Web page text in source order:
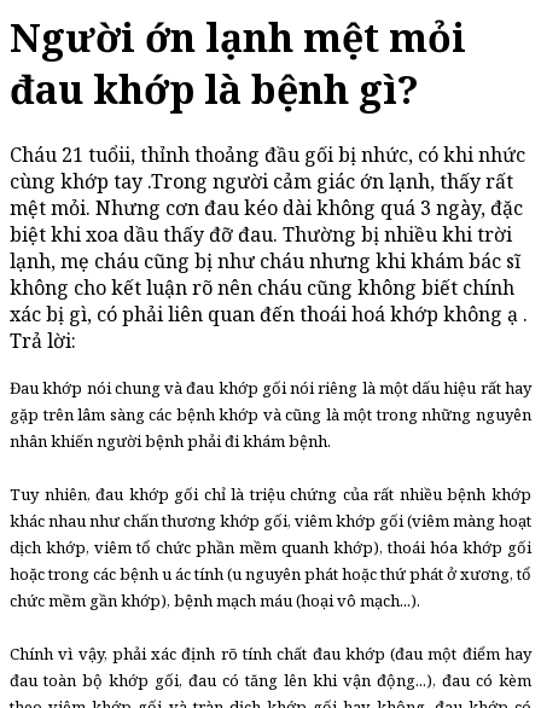
Người ớn lạnh mệt mỏi
đau khớp là bệnh gì?
Cháu 21 tuổii, thỉnh thoảng đầu gối bị nhức, có khi nhức
cùng khớp tay .Trong người cảm giác ớn lạnh, thấy rất
mệt mỏi. Nhưng cơn đau kéo dài không quá 3 ngày, đặc
biệt khi xoa dầu thấy đỡ đau. Thường bị nhiều khi trời
lạnh, mẹ cháu cũng bị như cháu nhưng khi khám bác sĩ
không cho kết luận rõ nên cháu cũng không biết chính
xác bị gì, có phải liên quan đến thoái hoá khớp không ạ .
Trả lời:
Đau khớp nói chung và đau khớp gối nói riêng là một dấu hiệu rất hay
gặp trên lâm sàng các bệnh khớp và cũng là một trong những nguyên
nhân khiến người bệnh phải đi khám bệnh.
Tuy nhiên, đau khớp gối chỉ là triệu chứng của rất nhiều bệnh khớp
khác nhau như chấn thương khớp gối, viêm khớp gối (viêm màng hoạt
dịch khớp, viêm tổ chức phần mềm quanh khớp), thoái hóa khớp gối
hoặc trong các bệnh u ác tính (u nguyên phát hoặc thứ phát ở xương, tổ
chức mềm gần khớp), bệnh mạch máu (hoại vô mạch...).
Chính vì vậy, phải xác định rõ tính chất đau khớp (đau một điểm hay
đau toàn bộ khớp gối, đau có tăng lên khi vận động...), đau có kèm